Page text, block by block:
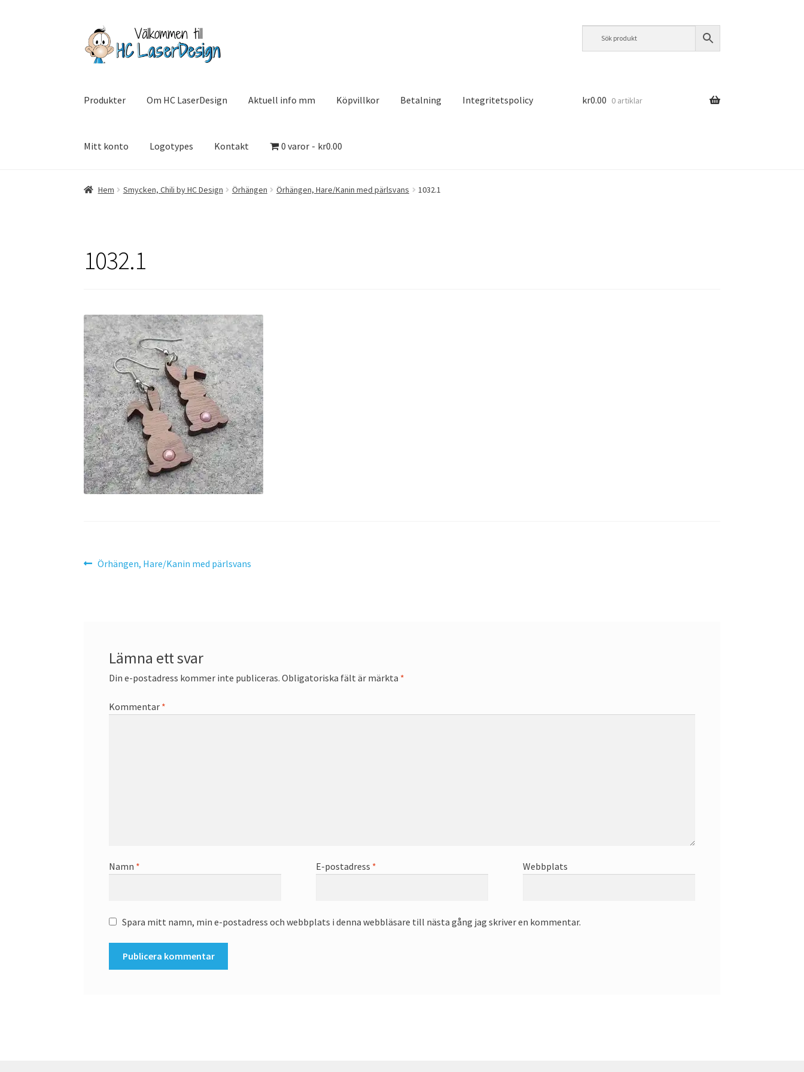
Hoppa
till
navigering
Hoppa
till
innehåll
Produkter Om HC LaserDesign Aktuell info mm Köpvillkor Betalning Integritetspolicy
Mitt konto Logotypes Kontakt 0 varor kr0.00
Hem Aktuell info mm Betalning Integritetspolicy Kontakt Köpvillkor Logotypes Search Results
kr0.00 0 artiklar
Hem Smycken, Chili by HC Design Örhängen Örhängen, Hare/Kanin med pärlsvans 1032.1
1032.1
Inläggsnavigering
Föregående
Örhängen, Hare/Kanin med pärlsvans
Lämna ett svar
Din e-postadress kommer inte publiceras. Obligatoriska fält är märkta *
Kommentar *
Namn * E-postadress * Webbplats
Spara mitt namn, min e-postadress och webbplats i denna webbläsare till nästa gång jag skriver en kommentar.